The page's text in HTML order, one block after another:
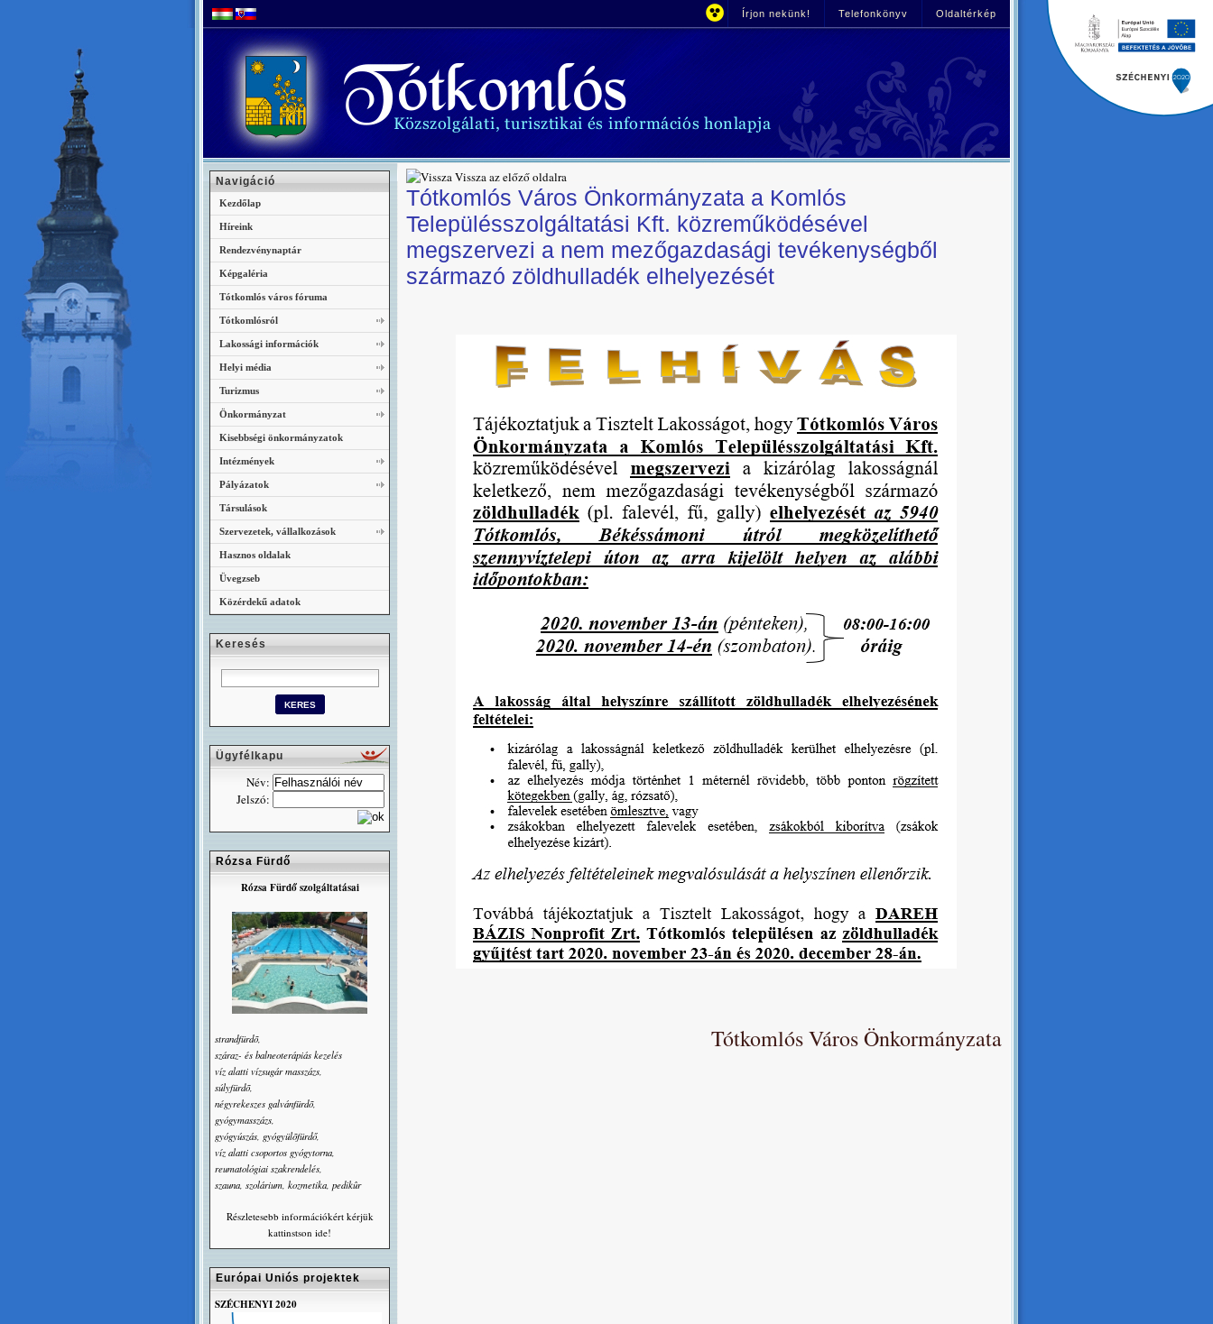
Írjon nekünk! Telefonkönyv Oldaltérkép
Vissza az előző oldalra
Tótkomlós Város Önkormányzata a Komlós
Településszolgáltatási Kft. közreműködésével
megszervezi a nem mezőgazdasági tevékenységből
származó zöldhulladék elhelyezését
Tótkomlós Város Önkormányzata
Navigáció
Kezdőlap
Híreink
Rendezvénynaptár
Képgaléria
Tótkomlós város fóruma
Tótkomlósról
Lakossági információk
Helyi média
Turizmus
Önkormányzat
Kisebbségi önkormányzatok
Intézmények
Pályázatok
Társulások
Szervezetek, vállalkozások
Hasznos oldalak
Üvegzseb
Közérdekű adatok
Keresés
Ügyfélkapu
Név:
Jelszó:
Rózsa Fürdő
Rózsa Fürdő szolgáltatásai
strandfürdõ,
száraz- és balneoterápiás kezelés
víz alatti vízsugár masszázs,
súlyfürdõ,
négyrekeszes galvánfürdõ,
gyógymasszázs,
gyógyúszás, gyógyülõfürdő,
víz alatti csoportos gyógytorna,
reumatológiai szakrendelés,
szauna, szolárium, kozmetika, pedikûr
Részletesebb információkért kérjük
kattinstson ide!
Európai Uniós projektek
SZÉCHENYI 2020